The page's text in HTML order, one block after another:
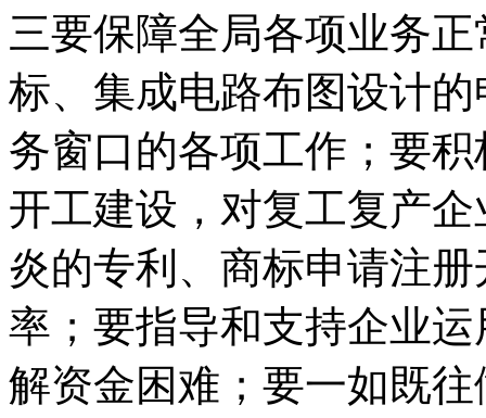
三要保障全局各项业务
标、集成电路布图设计
务窗口的各项工作；要
开工建设，对复工复产
炎的专利、商标申请注
率；要指导和支持企业
解资金困难；要一如既